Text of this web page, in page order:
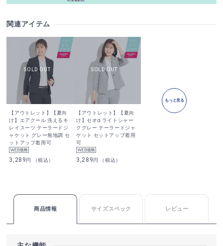
関連アイテム
【アウトレット】【夏向
け】エアクール 洗えるキ
レイスーツ テーラードジ
ャケット グレー無地調 セ
ットアップ着用可
3,289円 （税込）
【アウトレット】【夏向
け】セオα ライトシャー
クグレー テーラードジャ
ケット セットアップ着用
可
3,289円 （税込）
もっと見る
商品情報 サイズスペック レビュー